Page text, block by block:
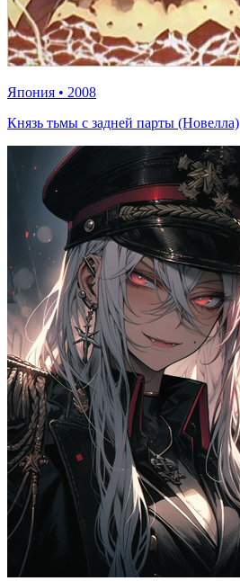
Япония • 2008
Князь тьмы с задней парты (Новелла)